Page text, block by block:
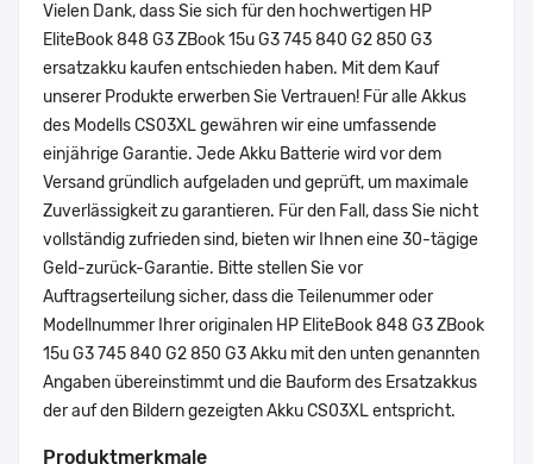
Vielen Dank, dass Sie sich für den hochwertigen HP
EliteBook 848 G3 ZBook 15u G3 745 840 G2 850 G3
ersatzakku kaufen entschieden haben. Mit dem Kauf
unserer Produkte erwerben Sie Vertrauen! Für alle Akkus
des Modells CS03XL gewähren wir eine umfassende
einjährige Garantie. Jede Akku Batterie wird vor dem
Versand gründlich aufgeladen und geprüft, um maximale
Zuverlässigkeit zu garantieren. Für den Fall, dass Sie nicht
vollständig zufrieden sind, bieten wir Ihnen eine 30-tägige
Geld-zurück-Garantie. Bitte stellen Sie vor
Auftragserteilung sicher, dass die Teilenummer oder
Modellnummer Ihrer originalen HP EliteBook 848 G3 ZBook
15u G3 745 840 G2 850 G3 Akku mit den unten genannten
Angaben übereinstimmt und die Bauform des Ersatzakkus
der auf den Bildern gezeigten Akku CS03XL entspricht.
Produktmerkmale